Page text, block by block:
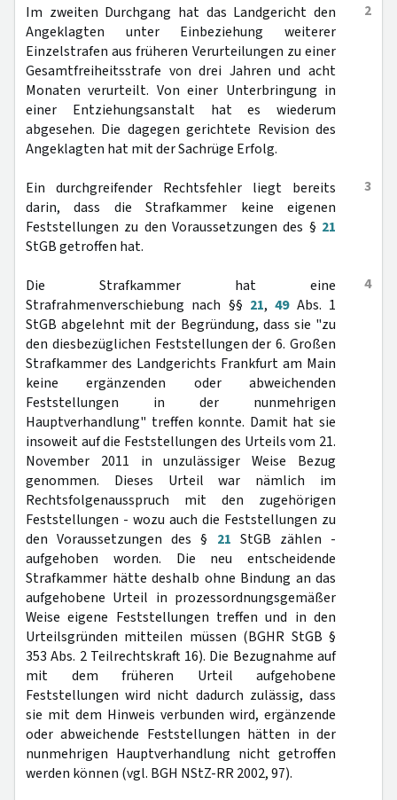
2
Im zweiten Durchgang hat das Landgericht den
Angeklagten unter Einbeziehung weiterer
Einzelstrafen aus früheren Verurteilungen zu einer
Gesamtfreiheitsstrafe von drei Jahren und acht
Monaten verurteilt. Von einer Unterbringung in
einer Entziehungsanstalt hat es wiederum
abgesehen. Die dagegen gerichtete Revision des
Angeklagten hat mit der Sachrüge Erfolg.
3
Ein durchgreifender Rechtsfehler liegt bereits
darin, dass die Strafkammer keine eigenen
Feststellungen zu den Voraussetzungen des § 21
StGB getroffen hat.
4
Die Strafkammer hat eine
Strafrahmenverschiebung nach §§ 21,49Abs. 1
StGB abgelehnt mit der Begründung, dass sie "zu
den diesbezüglichen Feststellungen der 6. Großen
Strafkammer des Landgerichts Frankfurt am Main
keine ergänzenden oder abweichenden
Feststellungen in der nunmehrigen
Hauptverhandlung" treffen konnte. Damit hat sie
insoweit auf die Feststellungen des Urteils vom 21.
November 2011 in unzulässiger Weise Bezug
genommen. Dieses Urteil war nämlich im
Rechtsfolgenausspruch mit den zugehörigen
Feststellungen - wozu auch die Feststellungen zu
den Voraussetzungen des § 21 StGB zählen -
aufgehoben worden. Die neu entscheidende
Strafkammer hätte deshalb ohne Bindung an das
aufgehobene Urteil in prozessordnungsgemäßer
Weise eigene Feststellungen treffen und in den
Urteilsgründen mitteilen müssen (BGHR StGB §
353 Abs. 2 Teilrechtskraft 16). Die Bezugnahme auf
mit dem früheren Urteil aufgehobene
Feststellungen wird nicht dadurch zulässig, dass
sie mit dem Hinweis verbunden wird, ergänzende
oder abweichende Feststellungen hätten in der
nunmehrigen Hauptverhandlung nicht getroffen
werden können (vgl. BGH NStZ-RR 2002, 97).